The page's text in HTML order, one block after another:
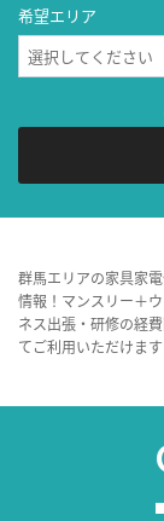
希望エリア
群馬エリアの家具家
情報！マンスリー＋
ネス出張・研修の経
てご利用いただけま